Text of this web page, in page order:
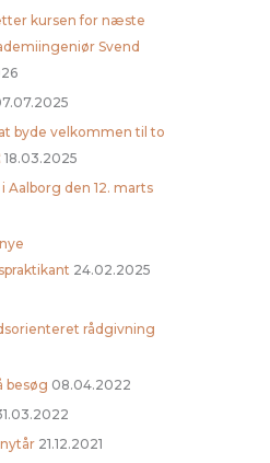
kursen for næste
Svend
byde velkommen til to
18.03.2025
Aalborg den 12. marts
24.02.2025
rådgivning
besøg 08.04.2022
21.12.2021